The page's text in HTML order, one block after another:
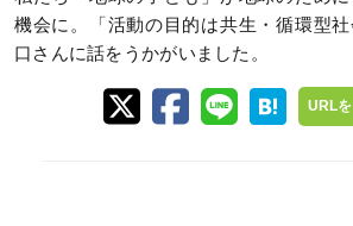
機会に。「活動の目的は共生・循環型
口さんに話をうかがいました。
URL